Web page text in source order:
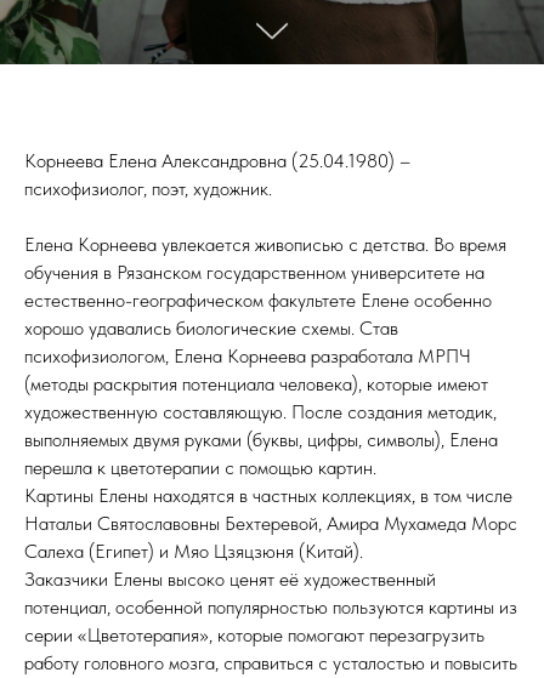
Корнеева Елена Александровна (25.04.1980) –
психофизиолог, поэт, художник.
Елена Корнеева увлекается живописью с детства. Во время
обучения в Рязанском государственном университете на
естественно-географическом факультете Елене особенно
хорошо удавались биологические схемы. Став
психофизиологом, Елена Корнеева разработала МРПЧ
(методы раскрытия потенциала человека), которые имеют
художественную составляющую. После создания методик,
выполняемых двумя руками (буквы, цифры, символы), Елена
перешла к цветотерапии с помощью картин.
Картины Елены находятся в частных коллекциях, в том числе
Натальи Святославовны Бехтеревой, Амира Мухамеда Морс
Салеха (Египет) и Мяо Цзяцзюня (Китай).
Заказчики Елены высоко ценят её художественный
потенциал, особенной популярностью пользуются картины из
серии «Цветотерапия», которые помогают перезагрузить
работу головного мозга, справиться с усталостью и повысить